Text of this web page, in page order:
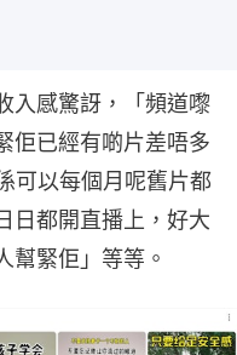
入感驚訝，「頻道嚟
佢已經有啲片差唔多
可以每個月呢舊片都
日都開直播上，好大
幫緊佢」等等。